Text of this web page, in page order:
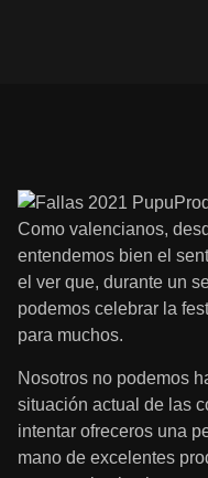
Como valencianos,
entendemos bien el
el ver que, durante un
podemos celebrar la
para muchos.
Nosotros no podemos
situación actual de las
intentar ofreceros una
mano de excelentes